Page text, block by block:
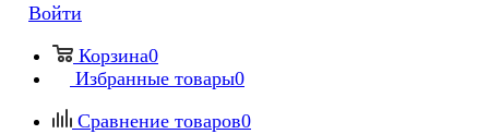
Войти
Корзина0
Избранные товары0
Сравнение товаров0